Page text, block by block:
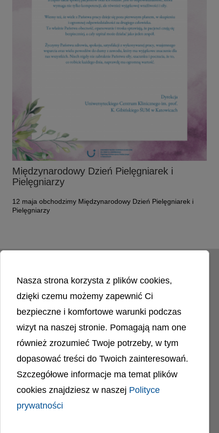
Międzynarodowy Dzień Pielęgniarek i
Pielęgniarzy
12 maja obchodzimy Międzynarodowy Dzień Pielęgniarek i
Pielęgniarzy
Liczba odwiedzin
Polityka prywatności
Mapa strony
Ochrona Danych Osobowych
Deklaracja Dostępności
Nasza strona korzysta z plików cookies,
dzięki czemu możemy zapewnić Ci
bezpieczne i komfortowe warunki podczas
wizyt na naszej stronie. Pomagają nam one
również zrozumieć Twoje potrzeby, w tym
dopasować treści do Twoich zainteresowań.
Szczegółowe informacje ma temat plików
cookies znajdziesz w naszej Polityce
prywatności